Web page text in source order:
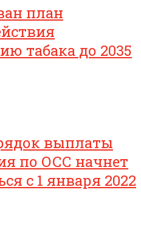
план
табака до 2035
выплаты
по ОСС начнет
с 1 января 2022